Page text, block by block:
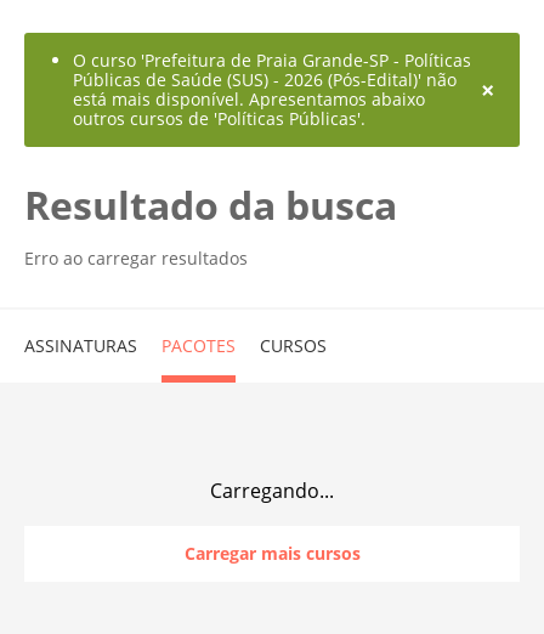
O curso 'Prefeitura de Praia Grande-SP - Políticas
Públicas de Saúde (SUS) - 2026 (Pós-Edital)' não
está mais disponível. Apresentamos abaixo
outros cursos de 'Políticas Públicas'.
×
Resultado da busca
Erro ao carregar resultados
ASSINATURAS PACOTES CURSOS
Carregando...
Carregar mais cursos